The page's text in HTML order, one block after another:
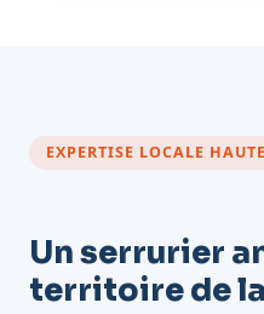
EXPERTISE LOCALE
Un serrurier
territoire de